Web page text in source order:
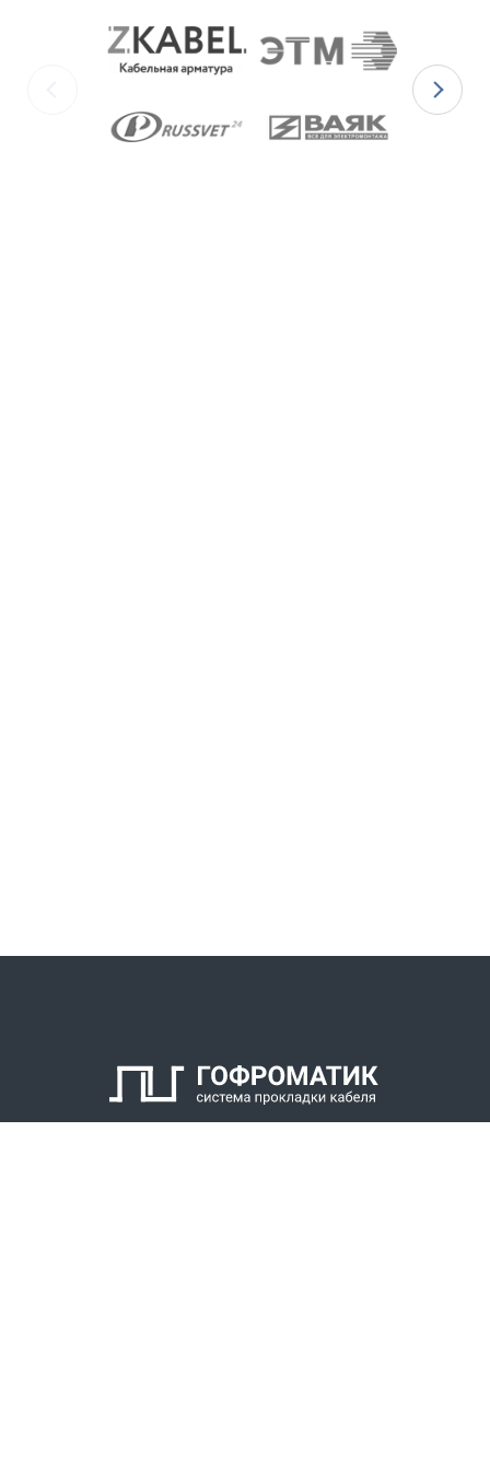
бензостойкой резины МБС;
Ex-вводов типа ВКВ2МР-[Х]С
– из
Ex-вводы типа ВКВ2МРизготавливаются с